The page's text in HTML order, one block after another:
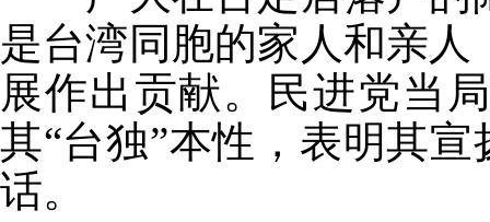
是台湾同胞的家人和亲
展作出贡献。民进党当
其“台独”本性，表明其
话。